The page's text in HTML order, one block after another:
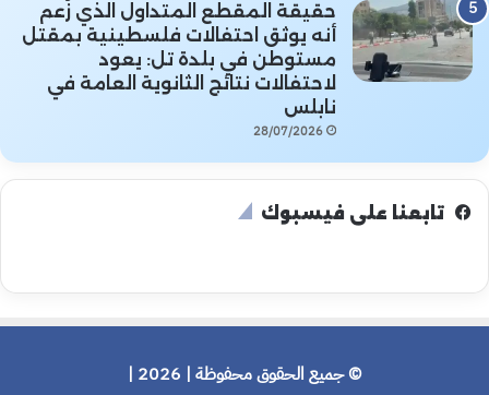
حقيقة المقطع المتداول الذي زُعم
أنه يوثق احتفالات فلسطينية بمقتل
مستوطن في بلدة تل: يعود
لاحتفالات نتائج الثانوية العامة في
نابلس
28/07/2026
تابعنا على فيسبوك
© جميع الحقوق محفوظة | 2026 |